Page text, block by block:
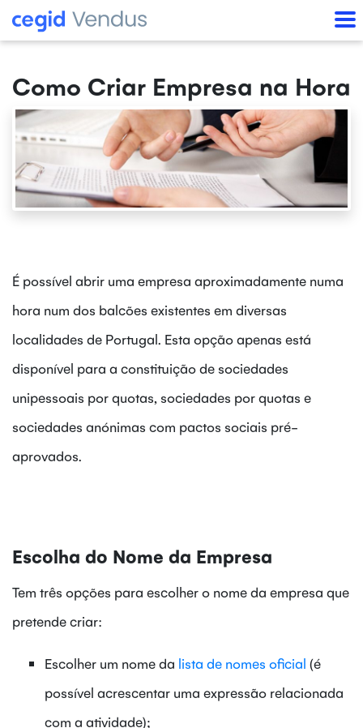
Como Criar Empresa na Hora
É possível abrir uma empresa aproximadamente numa
hora num dos balcões existentes em diversas
localidades de Portugal. Esta opção apenas está
disponível para a constituição de sociedades
unipessoais por quotas, sociedades por quotas e
sociedades anónimas com pactos sociais pré-
aprovados.
Escolha do Nome da Empresa
Tem três opções para escolher o nome da empresa que
pretende criar:
Escolher um nome da lista de nomes oficial (é
possível acrescentar uma expressão relacionada
com a atividade);